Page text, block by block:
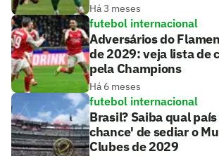
Há 3 meses
futebol internacional
Adversários do
de 2029: veja lista de
pela Champions
Há 6 meses
futebol internacional
Brasil? Saiba qual
chance' de sediar o
Clubes de 2029